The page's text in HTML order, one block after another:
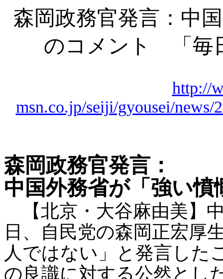
森岡政務官発言：中
のコメント 「毎
http://
msn.co.jp/seiji/gyousei/news/
森岡政務官発言：
中国外務省が「強い
【北京・大谷麻由美】
日、自民党の森岡正宏厚
人ではない」と発言した
の良識に対する公然とし